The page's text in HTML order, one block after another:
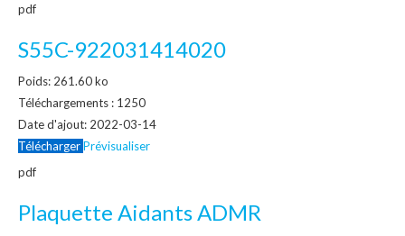
pdf
S55C-922031414020
Poids: 261.60 ko
Téléchargements : 1250
Date d'ajout: 2022-03-14
TéléchargerPrévisualiser
pdf
Plaquette Aidants ADMR